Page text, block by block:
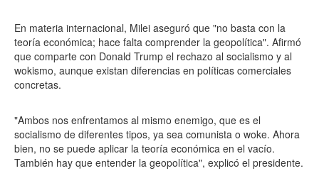
En materia internacional, Milei aseguró que "no basta con la
teoría económica; hace falta comprender la geopolítica". Afirmó
que comparte con Donald Trump el rechazo al socialismo y al
wokismo, aunque existan diferencias en políticas comerciales
concretas.
"Ambos nos enfrentamos al mismo enemigo, que es el
socialismo de diferentes tipos, ya sea comunista o woke. Ahora
bien, no se puede aplicar la teoría económica en el vacío.
También hay que entender la geopolítica", explicó el presidente.